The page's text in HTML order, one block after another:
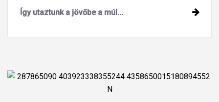
Így utaztunk a jövőbe a múl...